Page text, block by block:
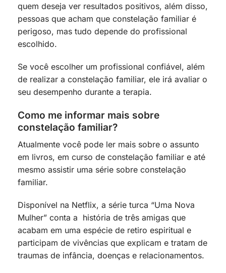
quem deseja ver resultados positivos, além disso,
pessoas que acham que constelação familiar é
perigoso, mas tudo depende do profissional
escolhido.
Se você escolher um profissional confiável, além
de realizar a constelação familiar, ele irá avaliar o
seu desempenho durante a terapia.
Como me informar mais sobre
constelação familiar?
Atualmente você pode ler mais sobre o assunto
em livros, em curso de constelação familiar e até
mesmo assistir uma série sobre constelação
familiar.
Disponível na Netflix, a série turca “Uma Nova
Mulher” conta a história de três amigas que
acabam em uma espécie de retiro espiritual e
participam de vivências que explicam e tratam de
traumas de infância, doenças e relacionamentos.